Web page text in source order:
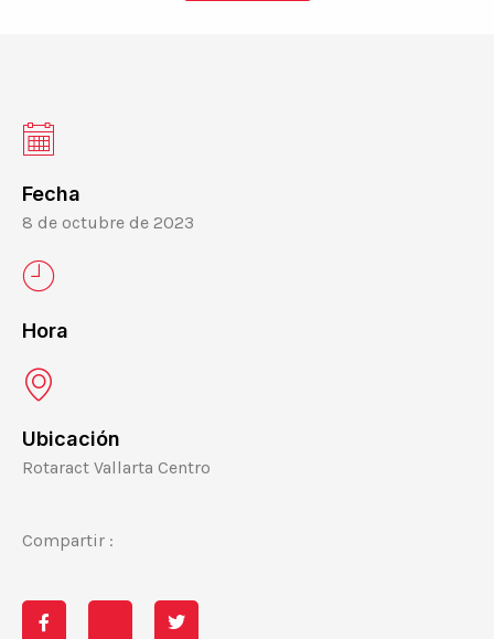
Fecha
8 de octubre de 2023
Hora
Ubicación
Rotaract Vallarta Centro
Compartir :